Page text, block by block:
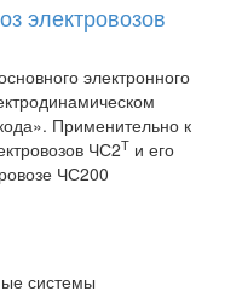
электровозов
электронного
Применительно к
ЧС2Т и его
ЧС200
системы